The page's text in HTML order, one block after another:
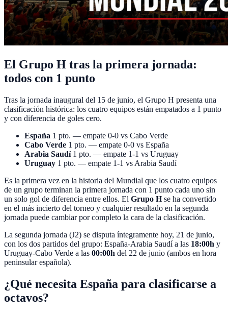
El Grupo H tras la primera jornada:
todos con 1 punto
Tras la jornada inaugural del 15 de junio, el Grupo H presenta una
clasificación histórica: los cuatro equipos están empatados a 1 punto
y con diferencia de goles cero.
España 1 pto. — empate 0-0 vs Cabo Verde
Cabo Verde 1 pto. — empate 0-0 vs España
Arabia Saudí1 pto. — empate 1-1 vs Uruguay
Uruguay 1 pto. — empate 1-1 vs Arabia Saudí
Es la primera vez en la historia del Mundial que los cuatro equipos
de un grupo terminan la primera jornada con 1 punto cada uno sin
un solo gol de diferencia entre ellos. El Grupo Hse ha convertido
en el más incierto del torneo y cualquier resultado en la segunda
jornada puede cambiar por completo la cara de la clasificación.
La segunda jornada (J2) se disputa íntegramente hoy, 21 de junio,
con los dos partidos del grupo: España-Arabia Saudí a las 18:00h y
Uruguay-Cabo Verde a las 00:00h del 22 de junio (ambos en hora
peninsular española).
¿Qué necesita España para clasificarse a
octavos?